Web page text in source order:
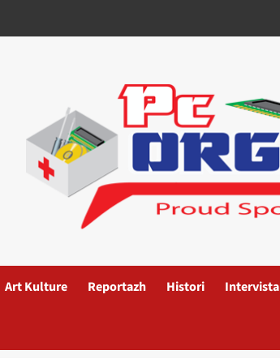
Art Kulture Reportazh Histori Intervista